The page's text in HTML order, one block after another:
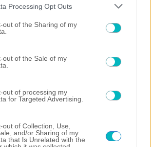
website/app uses one or more Google
visit or usage behaviour. You may click to
to Google and its third-party tags to
below specified purposes in below Google
Processing Opt Outs
out of the Sharing of my
out of the Sale of my
out of processing my
for Targeted Advertising.
out of Collection, Use,
and/or Sharing of my
that Is Unrelated with the